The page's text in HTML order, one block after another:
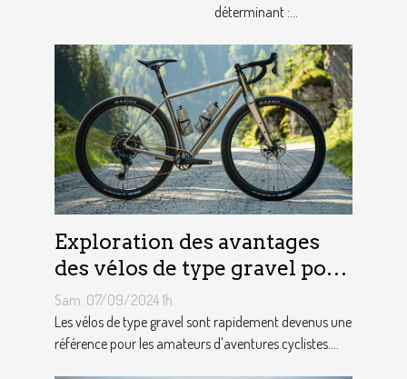
déterminant :...
Exploration des avantages
des vélos de type gravel pour
les aventuriers
Sam. 07/09/2024 1h
Les vélos de type gravel sont rapidement devenus une
référence pour les amateurs d'aventures cyclistes....